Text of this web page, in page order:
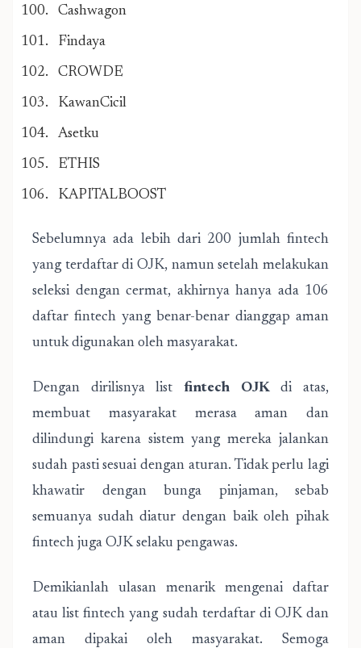
Cashwagon
Findaya
CROWDE
KawanCicil
Asetku
ETHIS
KAPITALBOOST
Sebelumnya ada lebih dari 200 jumlah fintech
yang terdaftar di OJK, namun setelah melakukan
seleksi dengan cermat, akhirnya hanya ada 106
daftar fintech yang benar-benar dianggap aman
untuk digunakan oleh masyarakat.
Dengan dirilisnya list fintech OJKdi atas,
membuat masyarakat merasa aman dan
dilindungi karena sistem yang mereka jalankan
sudah pasti sesuai dengan aturan. Tidak perlu lagi
khawatir dengan bunga pinjaman, sebab
semuanya sudah diatur dengan baik oleh pihak
fintech juga OJK selaku pengawas.
Demikianlah ulasan menarik mengenai daftar
atau list fintech yang sudah terdaftar di OJK dan
aman dipakai oleh masyarakat. Semoga